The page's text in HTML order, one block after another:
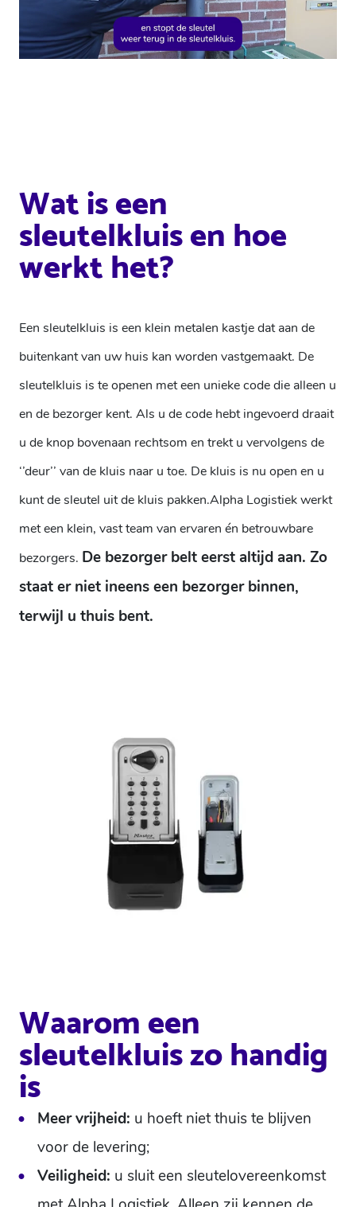
Wat is een
sleutelkluis en hoe
werkt het?
Een sleutelkluis is een klein metalen kastje dat aan de
buitenkant van uw huis kan worden vastgemaakt. De
sleutelkluis is te openen met een unieke code die alleen u
en de bezorger kent. Als u de code hebt ingevoerd draait
u de knop bovenaan rechtsom en trekt u vervolgens de
‘’deur’’ van de kluis naar u toe. De kluis is nu open en u
kunt de sleutel uit de kluis pakken.Alpha Logistiek werkt
met een klein, vast team van ervaren én betrouwbare
bezorgers. De bezorger belt eerst altijd aan. Zo
staat er niet ineens een bezorger binnen,
terwijl u thuis bent.
Waarom een
sleutelkluis zo handig
is
Meer vrijheid: u hoeft niet thuis te blijven
voor de levering;
Veiligheid: u sluit een sleutelovereenkomst